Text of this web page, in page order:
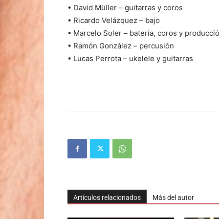
• David Müller – guitarras y coros
• Ricardo Velázquez – bajo
• Marcelo Soler – batería, coros y
• Ramón González – percusión
• Lucas Perrota – ukelele y guitarras
Artículos relacionados Más del autor